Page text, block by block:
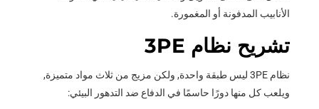
الأنابيب المدفونة أو المغمورة.
تشريح نظام 3PE
نظام 3PE ليس طبقة واحدة, ولكن مزيج من ثلاث مواد متميزة,
ويلعب كل منها دورًا حاسمًا في الدفاع ضد التدهور البيئي: